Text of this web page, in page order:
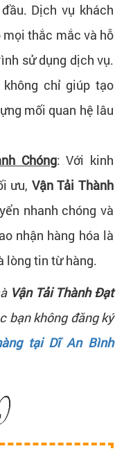
Dịch vụ khách
thắc mắc và hỗ
sử dụng dịch vụ.
chỉ giúp tạo
mối quan hệ lâu
Chóng: Với kinh
ưu, Vận Tải Thành
nhanh chóng và
nhận hàng hóa là
lòng tin từ hàng.
Vận Tải Thành Đạt
bạn không đăng ký
tại Dĩ An Bình